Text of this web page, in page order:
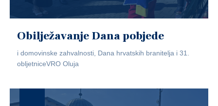
Obilježavanje Dana pobjede
i domovinske zahvalnosti, Dana hrvatskih branitelja i 31.
obljetniceVRO Oluja